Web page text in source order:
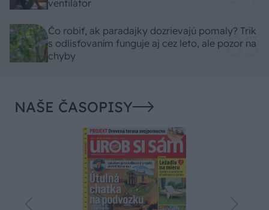
ventilátor
Čo robiť, ak paradajky dozrievajú pomaly? Trik
s odlisťovaním funguje aj cez leto, ale pozor na
chyby
NAŠE ČASOPISY